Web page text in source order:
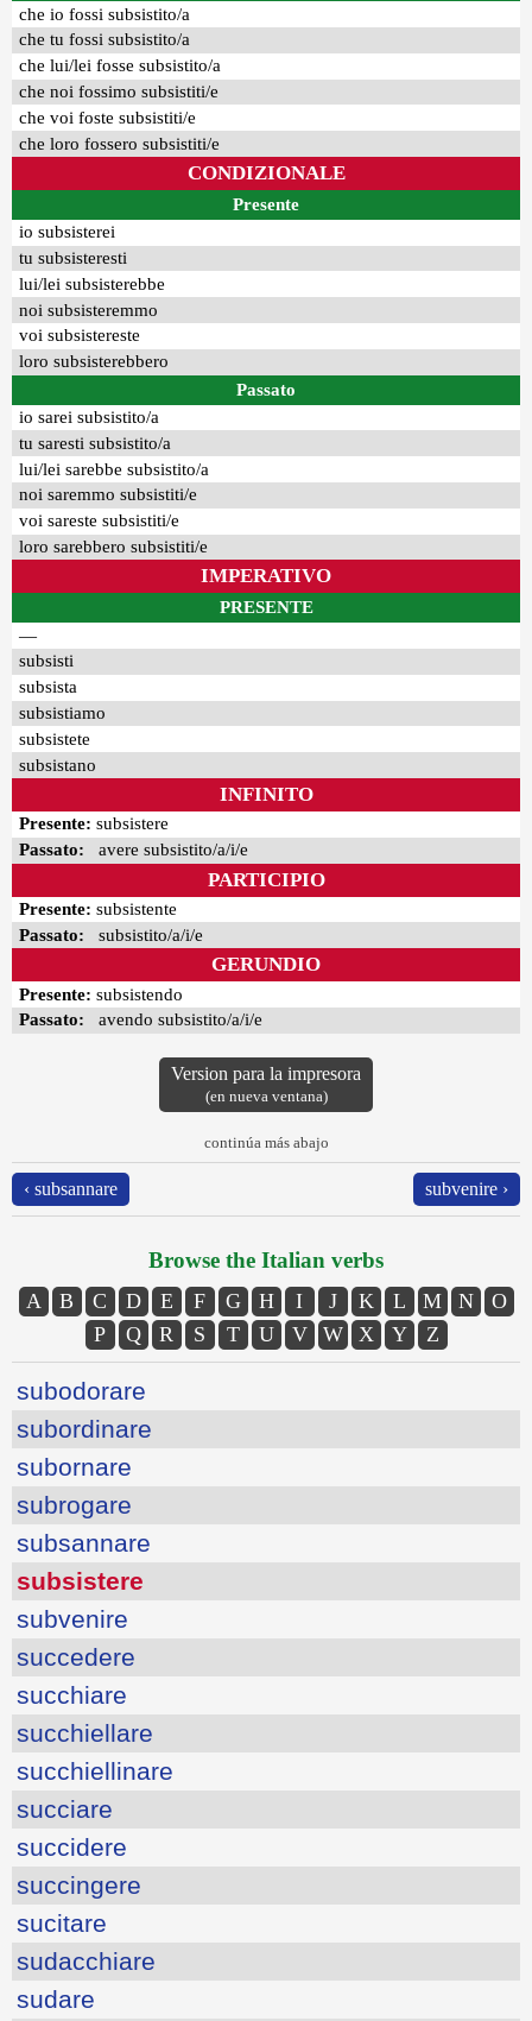
che io fossi subsistito/a
che tu fossi subsistito/a
che lui/lei fosse subsistito/a
che noi fossimo subsistiti/e
che voi foste subsistiti/e
che loro fossero subsistiti/e
CONDIZIONALE
Presente
io subsisterei
tu subsisteresti
lui/lei subsisterebbe
noi subsisteremmo
voi subsistereste
loro subsisterebbero
Passato
io sarei subsistito/a
tu saresti subsistito/a
lui/lei sarebbe subsistito/a
noi saremmo subsistiti/e
voi sareste subsistiti/e
loro sarebbero subsistiti/e
IMPERATIVO
PRESENTE
—
subsisti
subsista
subsistiamo
subsistete
subsistano
INFINITO
Presente: subsistere
Passato: avere subsistito/a/i/e
PARTICIPIO
Presente: subsistente
Passato: subsistito/a/i/e
GERUNDIO
Presente: subsistendo
Passato: avendo subsistito/a/i/e
Version para la impresora
(en nueva ventana)
continúa más abajo
‹ subsannare subvenire ›
Browse the Italian verbs
A B C D E F G H I J K L M N
O
P
Q R S T U V W X Y Z
subodorare
subordinare
subornare
subrogare
subsannare
subsistere
subvenire
succedere
succhiare
succhiellare
succhiellinare
succiare
succidere
succingere
sucitare
sudacchiare
sudare